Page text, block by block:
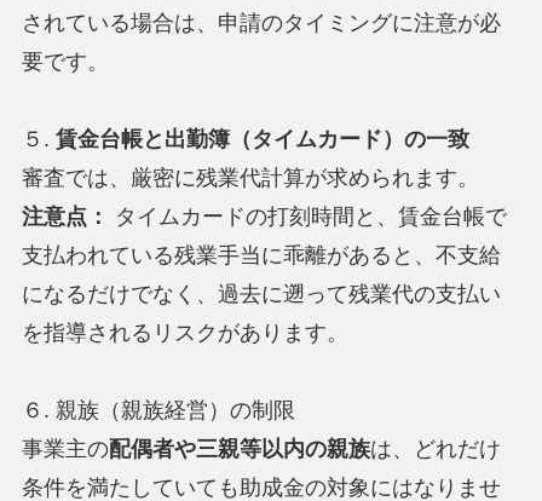
されている場合は、申請のタイミングに注意が必
要です。
５. 賃金台帳と出勤簿（タイムカード）の一致
審査では、厳密に残業代計算が求められます。
注意点：
タイムカードの打刻時間と、賃金台帳で
支払われている残業手当に乖離があると、不支給
になるだけでなく、過去に遡って残業代の支払い
を指導されるリスクがあります。
６. 親族（親族経営）の制限
事業主の配偶者や三親等以内の親族は、どれだけ
条件を満たしていても助成金の対象にはなりませ